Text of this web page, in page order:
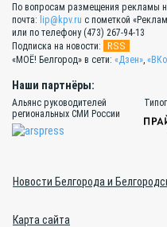
По вопросам размещения рекламы
почта: lip@kpv.ru с пометкой
или по телефону (473) 267-94-13
Подписка на новости:
RSS
«МОЁ! Белгород» в сети: «Дзен»,
Наши партнёры:
Альянс руководителей
региональных СМИ России
Новости Белгорода и
Карта сайта